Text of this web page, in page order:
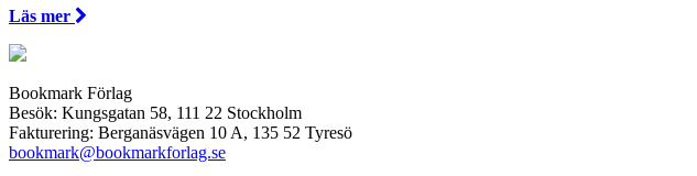
Läs mer
Bookmark Förlag
Besök: Kungsgatan 58, 111 22 Stockholm
Fakturering: Berganäsvägen 10 A, 135 52 Tyresö
bookmark@bookmarkforlag.se